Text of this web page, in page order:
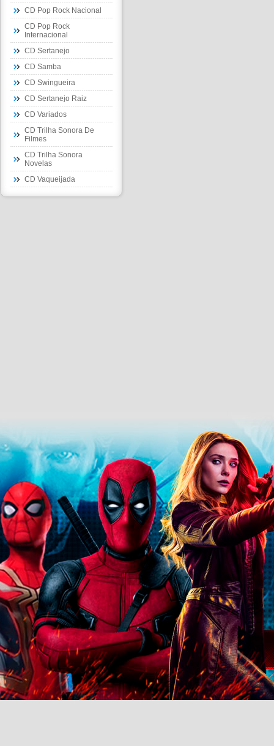
CD Pop Rock Nacional
CD Pop Rock
Internacional
CD Sertanejo
CD Samba
CD Swingueira
CD Sertanejo Raiz
CD Variados
CD Trilha Sonora De
Filmes
CD Trilha Sonora
Novelas
CD Vaqueijada